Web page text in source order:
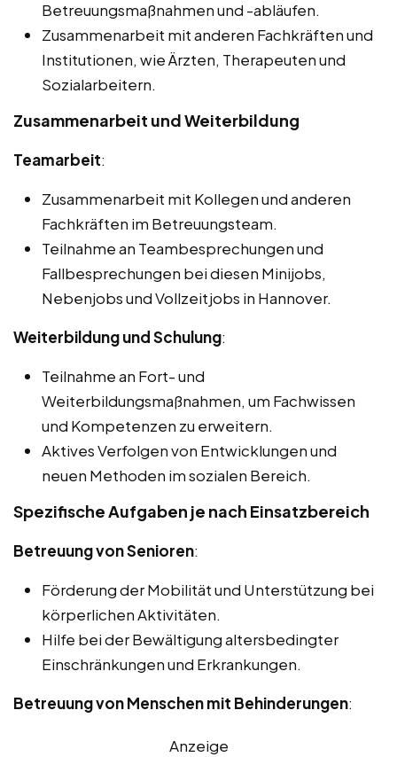
Betreuungsmaßnahmen und -abläufen.
Zusammenarbeit mit anderen Fachkräften und
Institutionen, wie Ärzten, Therapeuten und
Sozialarbeitern.
Zusammenarbeit und Weiterbildung
Teamarbeit:
Zusammenarbeit mit Kollegen und anderen
Fachkräften im Betreuungsteam.
Teilnahme an Teambesprechungen und
Fallbesprechungen bei diesen Minijobs,
Nebenjobs und Vollzeitjobs in Hannover.
Weiterbildung und Schulung:
Teilnahme an Fort- und
Weiterbildungsmaßnahmen, um Fachwissen
und Kompetenzen zu erweitern.
Aktives Verfolgen von Entwicklungen und
neuen Methoden im sozialen Bereich.
Spezifische Aufgaben je nach Einsatzbereich
Betreuung von Senioren:
Förderung der Mobilität und Unterstützung bei
körperlichen Aktivitäten.
Hilfe bei der Bewältigung altersbedingter
Einschränkungen und Erkrankungen.
Betreuung von Menschen mit Behinderungen:
Anzeige